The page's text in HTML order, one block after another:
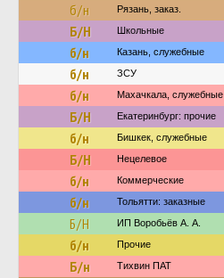
б/н Рязань, заказ.
Б/Н Школьные
б/н Казань, служебные
б/н ЗСУ
б/н Махачкала, служебные
Б/Н Екатеринбург: прочие
б/н Бишкек, служебные
Б/Н Нецелевое
б/н Коммерческие
б/н Тольятти: заказные
Б/Н ИП Воробьёв А. А.
б/н Прочие
Б/н Тихвин ПАТ